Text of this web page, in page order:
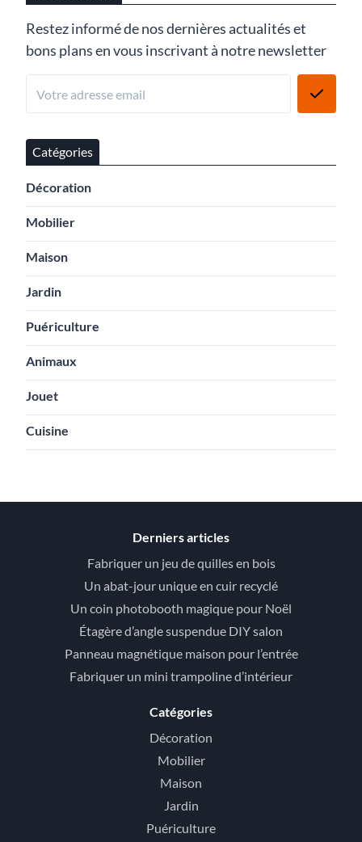
Restez informé de nos dernières actualités et
bons plans en vous inscrivant à notre newsletter
Catégories
Décoration
Mobilier
Maison
Jardin
Puériculture
Animaux
Jouet
Cuisine
Derniers articles
Fabriquer un jeu de quilles en bois
Un abat-jour unique en cuir recyclé
Un coin photobooth magique pour Noël
Étagère d’angle suspendue DIY salon
Panneau magnétique maison pour l’entrée
Fabriquer un mini trampoline d’intérieur
Catégories
Décoration
Mobilier
Maison
Jardin
Puériculture